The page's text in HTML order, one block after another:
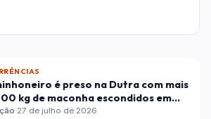
é preso na Dutra com mais
kg de maconha escondidos em
de móveis
·27 de julho de 2026